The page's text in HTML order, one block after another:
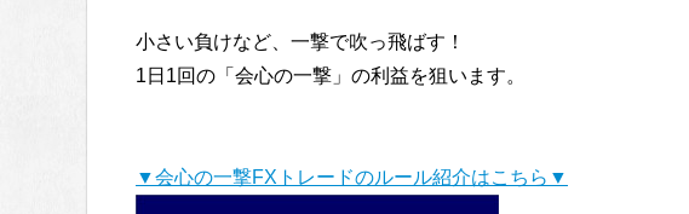
小さい負けなど、一撃で吹っ飛ばす！
1日1回の「会心の一撃」の利益を狙います。
▼会心の一撃FXトレードのルール紹介はこちら▼